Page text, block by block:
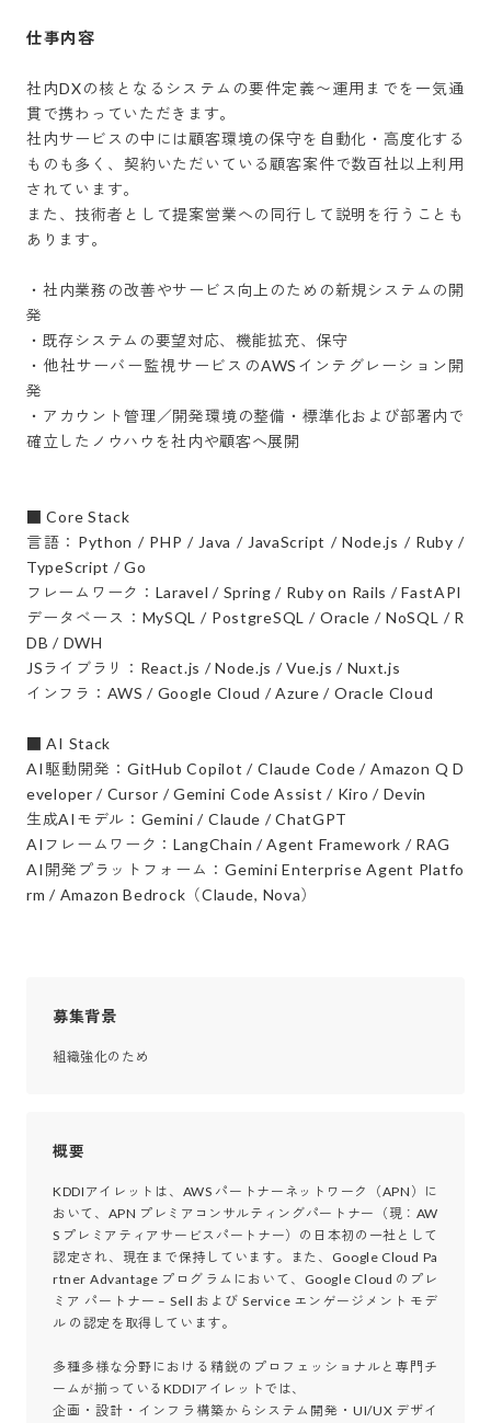
仕事内容
社内DXの核となるシステムの要件定義〜運用までを一気通
貫で携わっていただきます。
社内サービスの中には顧客環境の保守を自動化・高度化する
ものも多く、契約いただいている顧客案件で数百社以上利用
されています。
また、技術者として提案営業への同行して説明を行うことも
あります。
・社内業務の改善やサービス向上のための新規システムの開
発
・既存システムの要望対応、機能拡充、保守
・他社サーバー監視サービスのAWSインテグレーション開
発
・アカウント管理／開発環境の整備・標準化および部署内で
確立したノウハウを社内や顧客へ展開
■ Core Stack
言語：Python / PHP / Java / JavaScript / Node.js / Ruby /
TypeScript / Go
フレームワーク：Laravel / Spring / Ruby on Rails / FastAPI
データベース：MySQL / PostgreSQL / Oracle / NoSQL / R
DB / DWH
JSライブラリ：React.js / Node.js / Vue.js / Nuxt.js
インフラ：AWS / Google Cloud / Azure / Oracle Cloud
■ AI Stack
AI駆動開発：GitHub Copilot / Claude Code / Amazon Q D
eveloper / Cursor / Gemini Code Assist / Kiro / Devin
生成AIモデル：Gemini / Claude / ChatGPT
AIフレームワーク：LangChain / Agent Framework / RAG
AI開発プラットフォーム：Gemini Enterprise Agent Platfo
rm / Amazon Bedrock（Claude, Nova）
募集背景
組織強化のため
概要
KDDIアイレットは、AWS パートナーネットワーク（APN）に
おいて、APN プレミアコンサルティングパートナー（現：AW
S プレミアティアサービスパートナー）の日本初の一社として
認定され、現在まで保持しています。また、Google Cloud Pa
rtner Advantage プログラムにおいて、Google Cloud のプレ
ミア パートナー – Sell および Service エンゲージメント モデ
ル の認定を取得しています。
多種多様な分野における精鋭のプロフェッショナルと専門チ
ームが揃っているKDDIアイレットでは、
企画・設計・インフラ構築からシステム開発・UI/UX デザイ